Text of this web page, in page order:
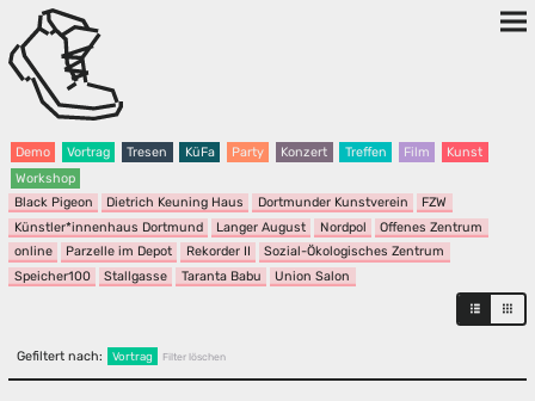
Demo Vortrag Tresen KüFa Party Konzert Treffen Film
Kunst
Workshop
Black Pigeon
Dietrich Keuning Haus Dortmunder Kunstverein
FZW
Künstler*innenhaus Dortmund
Langer August Nordpol
Offenes Zentrum
online
Parzelle im Depot Rekorder II
Sozial-Ökologisches Zentrum
Speicher100
Stallgasse Taranta Babu Union Salon
Gefiltert nach: Vortrag Filter löschen